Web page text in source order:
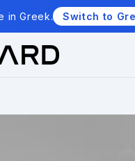
in Greek. Switch to